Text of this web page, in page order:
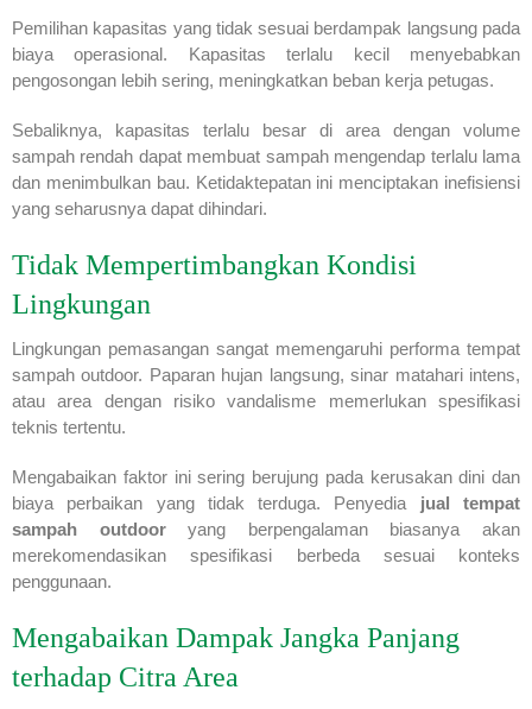
Pemilihan kapasitas yang tidak sesuai berdampak langsung pada
biaya operasional. Kapasitas terlalu kecil menyebabkan
pengosongan lebih sering, meningkatkan beban kerja petugas.
Sebaliknya, kapasitas terlalu besar di area dengan volume
sampah rendah dapat membuat sampah mengendap terlalu lama
dan menimbulkan bau. Ketidaktepatan ini menciptakan inefisiensi
yang seharusnya dapat dihindari.
Tidak Mempertimbangkan Kondisi
Lingkungan
Lingkungan pemasangan sangat memengaruhi performa tempat
sampah outdoor. Paparan hujan langsung, sinar matahari intens,
atau area dengan risiko vandalisme memerlukan spesifikasi
teknis tertentu.
Mengabaikan faktor ini sering berujung pada kerusakan dini dan
biaya perbaikan yang tidak terduga. Penyedia jual tempat
sampah outdooryang berpengalaman biasanya akan
merekomendasikan spesifikasi berbeda sesuai konteks
penggunaan.
Mengabaikan Dampak Jangka Panjang
terhadap Citra Area